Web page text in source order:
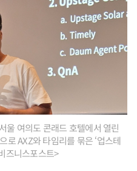
울 여의도 콘래드 호텔에서 열린
로 AXZ와 타임리를 묶은 ‘업스테
즈니스포스트>